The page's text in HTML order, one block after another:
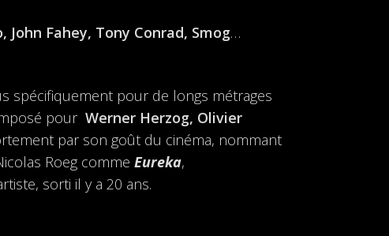
John Fahey, Tony Conrad, Smog…
spécifiquement pour de longs métrages
pourWerner Herzog, Olivier
par son goût du cinéma, nommant
Roeg commeEureka,
sorti il y a 20 ans.